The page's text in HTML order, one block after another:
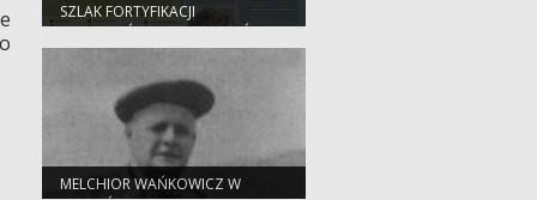
SZLAK FORTYFIKACJI
SZCZYCIEŃSKIEJ POZYCJI LEŚNEJ
MELCHIOR WAŃKOWICZ W